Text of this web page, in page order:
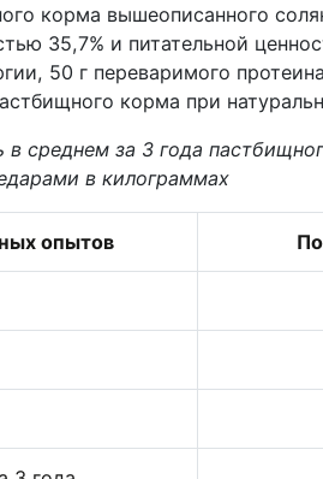
корма вышеописанного
35,7% и питательной
50 г переваримого
корма при
в среднем за 3 года
в килограммах
опытов